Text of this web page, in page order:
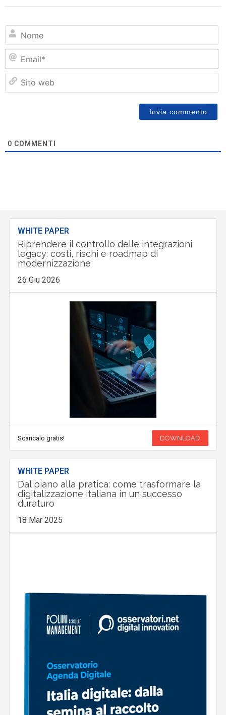
0 COMMENTI
WHITE PAPER
Riprendere il controllo delle integrazioni
legacy: costi, rischi e roadmap di
modernizzazione
26 Giu 2026
Scaricalo gratis! DOWNLOAD
WHITE PAPER
Dal piano alla pratica: come trasformare la
digitalizzazione italiana in un successo
duraturo
18 Mar 2025